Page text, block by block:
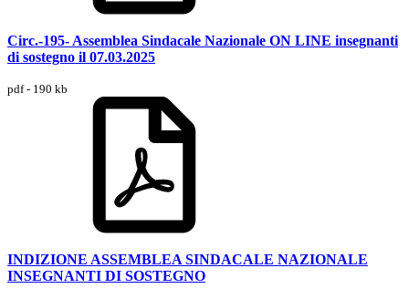
Circ.-195- Assemblea Sindacale Nazionale ON LINE insegnanti
di sostegno il 07.03.2025
pdf - 190 kb
INDIZIONE ASSEMBLEA SINDACALE NAZIONALE
INSEGNANTI DI SOSTEGNO